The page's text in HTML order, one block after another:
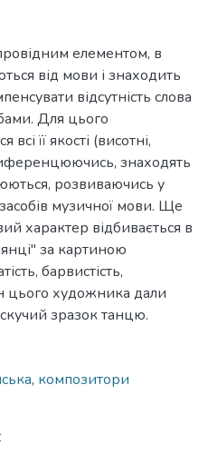
елементом, в
від мови і знаходить
відсутність слова
Для цього
її якості (висотні,
знаходять
розвиваючись у
музичної мови. Ще
характер відбивається в
за картиною
барвистість,
цього художника дали
зразок танцю.
, композитори